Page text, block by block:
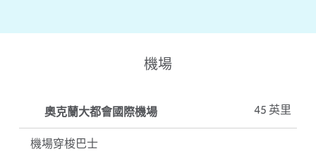
機場
奧克蘭大都會國際機場 45 英里
機場穿梭巴士